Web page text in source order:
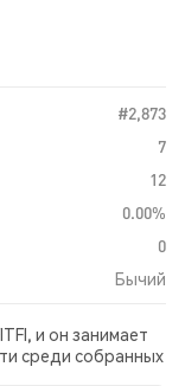
#2,873
7
12
0.00%
0
Бычий
и он занимает
среди собранных